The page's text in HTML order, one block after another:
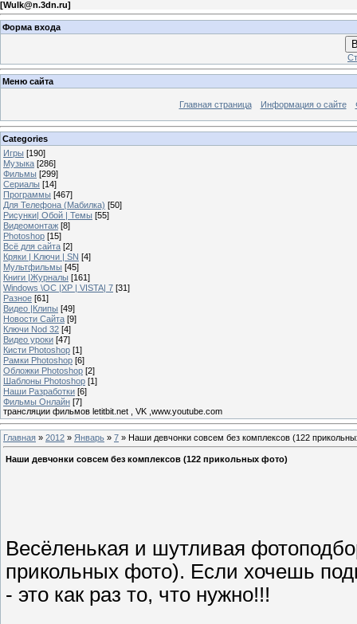
[Wulk@n.3dn.ru]
Форма входа
Меню сайта
Главная страница Информация о сайте
Categories
Игры [190]
Музыка [286]
Фильмы [299]
Сериалы [14]
Программы [467]
Для Телефона (Мабилка) [50]
Рисунки| Обой | Темы [55]
Видеомонтаж [8]
Photoshop [15]
Всё для сайта [2]
Кряки | Kлючи | SN [4]
Мультфильмы [45]
Книги |Журналы [161]
Windows \OC |XP | VISTA| 7 [31]
Разное [61]
Видео |Клипы [49]
Новости Сайта [9]
Ключи Nod 32 [4]
Видео уроки [47]
Кисти Photoshop [1]
Рамки Photoshop [6]
Обложки Photoshop [2]
Шаблоны Photoshop [1]
Наши Разработки [6]
Фильмы Онлайн [7]
трансляции фильмов letitbit.net , VK ,www.youtube.com
Главная » 2012 » Январь » 7 » Наши девчонки совсем без комплексов (122
Наши девчонки совсем без комплексов (122 прикольных фото)
Весёленькая и шутливая
прикольных фото). Если хочешь
- это как раз то, что нужно!!!